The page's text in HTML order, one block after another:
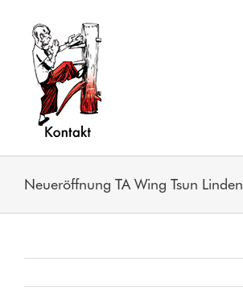
springen
Neueröffnung TA Wing Tsun Linden